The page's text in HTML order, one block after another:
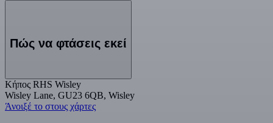
Πώς να φτάσεις εκεί
Κήπος RHS Wisley
Wisley Lane, GU23 6QB, Wisley
Άνοιξέ το στους χάρτες